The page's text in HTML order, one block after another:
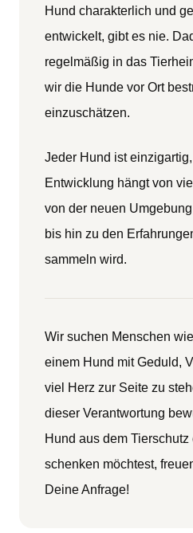
Hund charakterlich und
entwickelt, gibt es nie.
regelmäßig in das
wir die Hunde vor Ort
einzuschätzen.
Jeder Hund ist
Entwicklung hängt von
von der neuen
bis hin zu den
sammeln wird.
Wir suchen Menschen
einem Hund mit Geduld,
viel Herz zur Seite zu
dieser Verantwortung
Hund aus dem
schenken möchtest,
Deine Anfrage!